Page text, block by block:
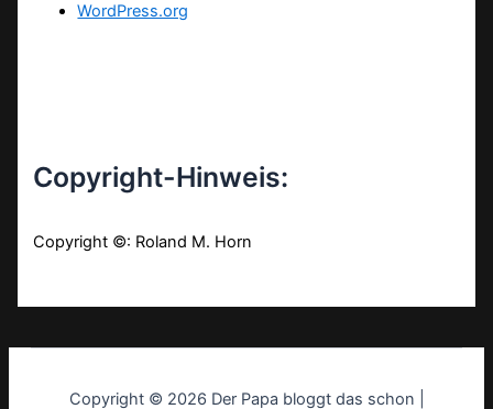
WordPress.org
Copyright-Hinweis:
Copyright ©: Roland M. Horn
Copyright © 2026 Der Papa bloggt das schon |